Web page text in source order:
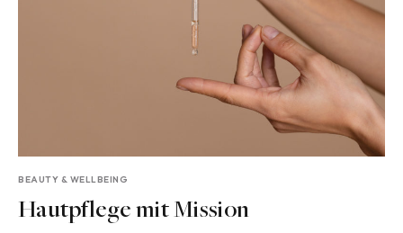
BEAUTY & WELLBEING
Hautpflege mit Mission